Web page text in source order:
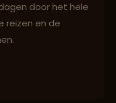
door het hele
reizen en de